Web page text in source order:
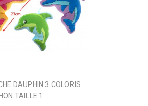
TAILLE 1